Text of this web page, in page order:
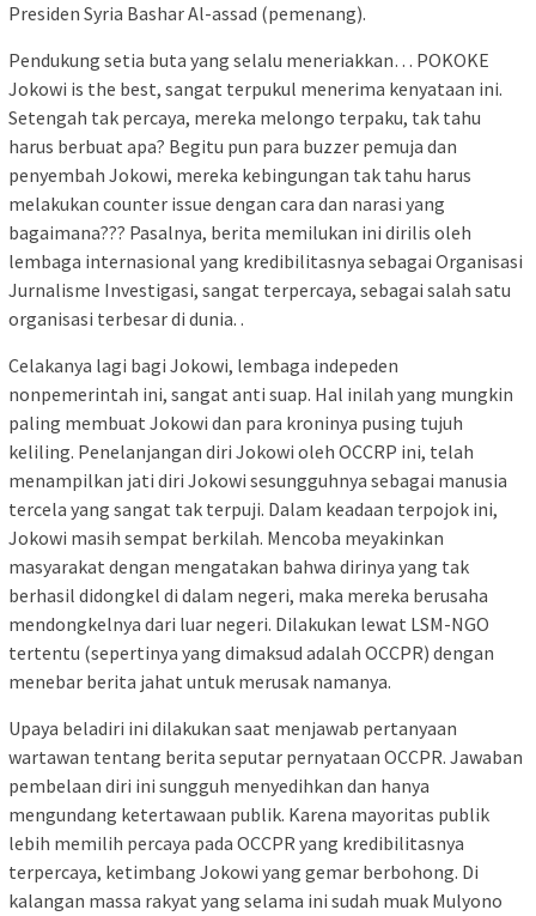
Presiden Syria Bashar Al-assad (pemenang).
Pendukung setia buta yang selalu meneriakkan… POKOKE
Jokowi is the best, sangat terpukul menerima kenyataan ini.
Setengah tak percaya, mereka melongo terpaku, tak tahu
harus berbuat apa? Begitu pun para buzzer pemuja dan
penyembah Jokowi, mereka kebingungan tak tahu harus
melakukan counter issue dengan cara dan narasi yang
bagaimana??? Pasalnya, berita memilukan ini dirilis oleh
lembaga internasional yang kredibilitasnya sebagai Organisasi
Jurnalisme Investigasi, sangat terpercaya, sebagai salah satu
organisasi terbesar di dunia. .
Celakanya lagi bagi Jokowi, lembaga indepeden
nonpemerintah ini, sangat anti suap. Hal inilah yang mungkin
paling membuat Jokowi dan para kroninya pusing tujuh
keliling. Penelanjangan diri Jokowi oleh OCCRP ini, telah
menampilkan jati diri Jokowi sesungguhnya sebagai manusia
tercela yang sangat tak terpuji. Dalam keadaan terpojok ini,
Jokowi masih sempat berkilah. Mencoba meyakinkan
masyarakat dengan mengatakan bahwa dirinya yang tak
berhasil didongkel di dalam negeri, maka mereka berusaha
mendongkelnya dari luar negeri. Dilakukan lewat LSM-NGO
tertentu (sepertinya yang dimaksud adalah OCCPR) dengan
menebar berita jahat untuk merusak namanya.
Upaya beladiri ini dilakukan saat menjawab pertanyaan
wartawan tentang berita seputar pernyataan OCCPR. Jawaban
pembelaan diri ini sungguh menyedihkan dan hanya
mengundang ketertawaan publik. Karena mayoritas publik
lebih memilih percaya pada OCCPR yang kredibilitasnya
terpercaya, ketimbang Jokowi yang gemar berbohong. Di
kalangan massa rakyat yang selama ini sudah muak Mulyono